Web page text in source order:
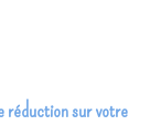
réduction sur votre